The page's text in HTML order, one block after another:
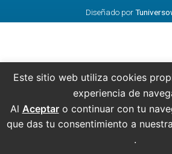
Diseñado por
Este sitio web utiliza cookies
experiencia de
Al Aceptaro continuar con tu
que das tu consentimiento a nuestra
.